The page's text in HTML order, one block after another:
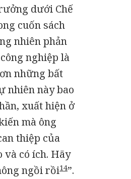
dưới Chế
cuốn sách
nhiên phản
nghiệp là
những bất
nhiên này bao
xuất hiện ở
mà ông
thiệp của
và có ích. Hãy
ngồi rồi14”.